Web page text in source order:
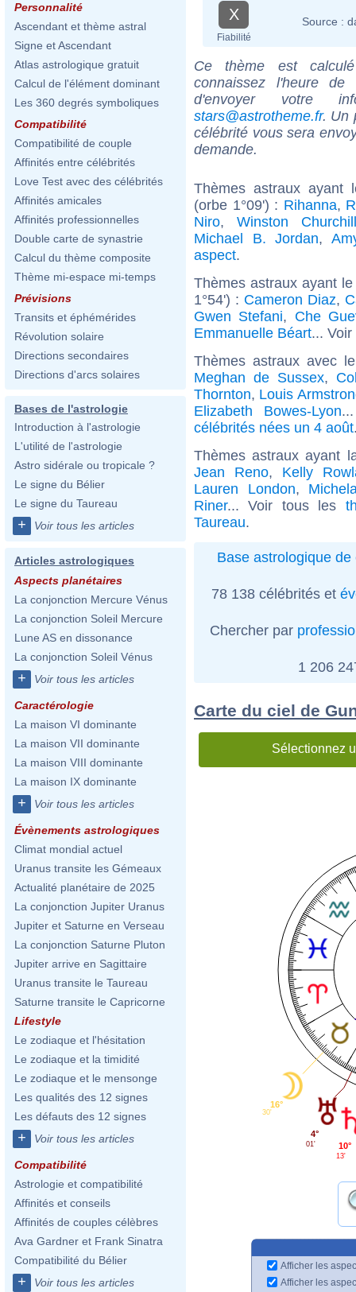
Personnalité
Ascendant et thème astral
Signe et Ascendant
Atlas astrologique gratuit
Calcul de l'élément dominant
Les 360 degrés symboliques
Compatibilité
Compatibilité de couple
Affinités entre célébrités
Love Test avec des célébrités
Affinités amicales
Affinités professionnelles
Double carte de synastrie
Calcul du thème composite
Thème mi-espace mi-temps
Prévisions
Transits et éphémérides
Révolution solaire
Directions secondaires
Directions d'arcs solaires
Bases de l'astrologie
Introduction à l'astrologie
L'utilité de l'astrologie
Astro sidérale ou tropicale ?
Le signe du Bélier
Le signe du Taureau
+ Voir tous les articles
Articles astrologiques
Aspects planétaires
La conjonction Mercure Vénus
La conjonction Soleil Mercure
Lune AS en dissonance
La conjonction Soleil Vénus
+ Voir tous les articles
Caractérologie
La maison VI dominante
La maison VII dominante
La maison VIII dominante
La maison IX dominante
+ Voir tous les articles
Évènements astrologiques
Climat mondial actuel
Uranus transite les Gémeaux
Actualité planétaire de 2025
La conjonction Jupiter Uranus
Jupiter et Saturne en Verseau
La conjonction Saturne Pluton
Jupiter arrive en Sagittaire
Uranus transite le Taureau
Saturne transite le Capricorne
Lifestyle
Le zodiaque et l'hésitation
Le zodiaque et la timidité
Le zodiaque et le mensonge
Les qualités des 12 signes
Les défauts des 12 signes
+ Voir tous les articles
Compatibilité
Astrologie et compatibilité
Affinités et conseils
Affinités de couples célèbres
Ava Gardner et Frank Sinatra
Compatibilité du Bélier
+ Voir tous les articles
X
Fiabilité
Source :
Ce thème est
connaissez l'heure de
d'envoyer votre
stars@astrotheme.fr. Un
célébrité vous sera
demande.
Thèmes astraux ayant
(orbe 1°09') : Rihanna,
Niro, Winston Churchill
Michael B. Jordan,
aspect.
Thèmes astraux ayant
1°54') : Cameron Diaz,
Gwen Stefani, Che
Emmanuelle Béart...
Thèmes astraux avec
Meghan de Sussex,
Thornton, Louis
Elizabeth Bowes-Lyon
célébrités nées un 4 août
Thèmes astraux ayant
Jean Reno, Kelly
Lauren London,
Riner... Voir tous les
Taureau.
Base astrologique de
78 138 célébrités et
Chercher par
1 206
Carte du ciel de
Sélectionnez
16°
30'
4°
01' 10°
13'
Afficher les
Afficher les